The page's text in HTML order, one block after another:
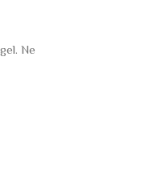
Ne